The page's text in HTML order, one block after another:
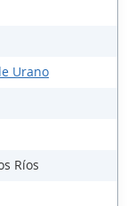
Urano
Ríos